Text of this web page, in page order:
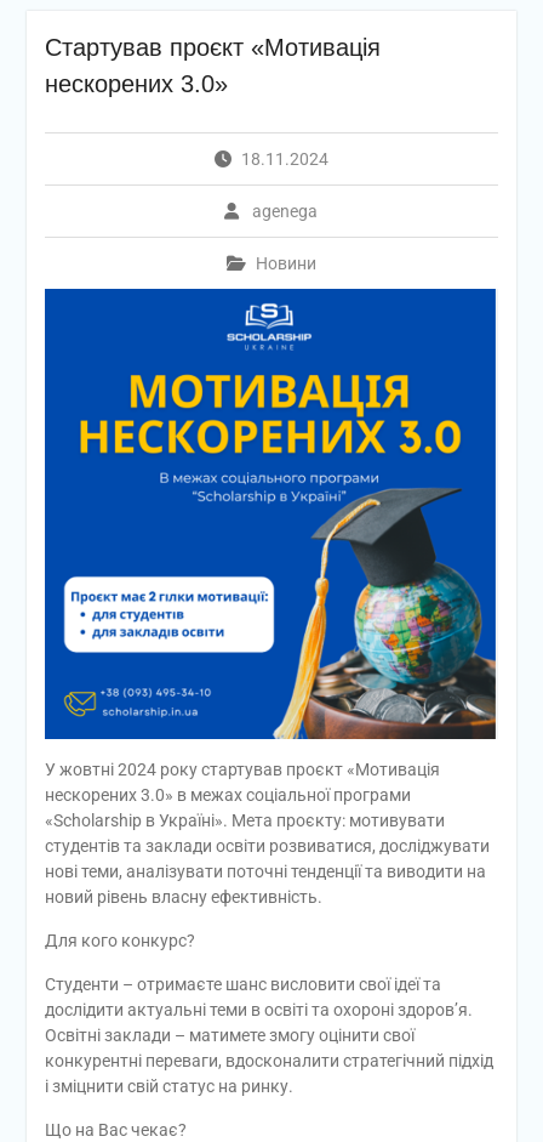
Стартував проєкт «Мотивація
нескорених 3.0»
18.11.2024
agenega
Новини
У жовтні 2024 року стартував проєкт «Мотивація
нескорених 3.0» в межах соціальної програми
«Scholarship в Україні». Мета проєкту: мотивувати
студентів та заклади освіти розвиватися, досліджувати
нові теми, аналізувати поточні тенденції та виводити на
новий рівень власну ефективність.
Для кого конкурс?
Студенти – отримаєте шанс висловити свої ідеї та
дослідити актуальні теми в освіті та охороні здоров’я.
Освітні заклади – матимете змогу оцінити свої
конкурентні переваги, вдосконалити стратегічний підхід
і зміцнити свій статус на ринку.
Що на Вас чекає?